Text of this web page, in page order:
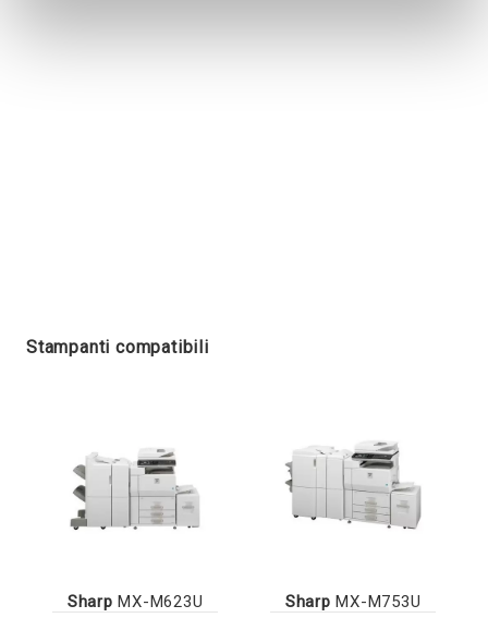
Stampanti compatibili
Sharp MX-M623U Sharp MX-M753U